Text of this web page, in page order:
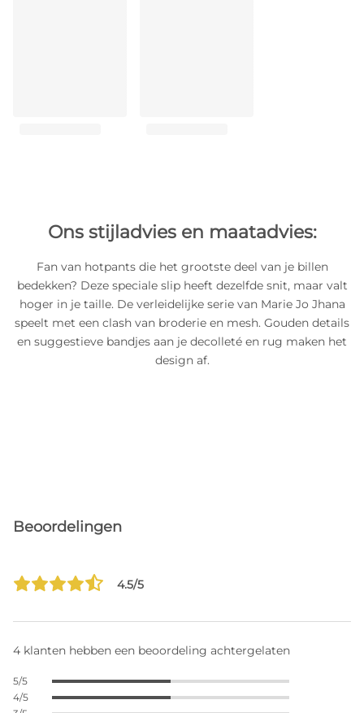
Ons stijladvies en maatadvies:
Fan van hotpants die het grootste deel van je billen
bedekken? Deze speciale slip heeft dezelfde snit, maar valt
hoger in je taille. De verleidelijke serie van Marie Jo Jhana
speelt met een clash van broderie en mesh. Gouden details
en suggestieve bandjes aan je decolleté en rug maken het
design af.
Beoordelingen
4.5/5
4 klanten hebben een beoordeling achtergelaten
5/5
4/5